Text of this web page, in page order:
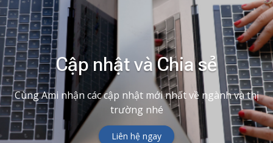
Cập nhật và Chia sẻ
Cùng Ami nhận các cập nhật mới nhất về ngành và thị
trường nhé
Liên hệ ngay